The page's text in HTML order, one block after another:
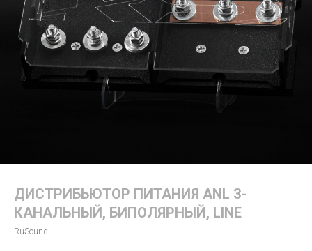
ДИСТРИБЬЮТОР ПИТАНИЯ ANL 3-
КАНАЛЬНЫЙ, БИПОЛЯРНЫЙ, LINE
RuSound